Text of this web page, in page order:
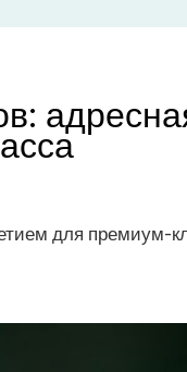
для премиум-